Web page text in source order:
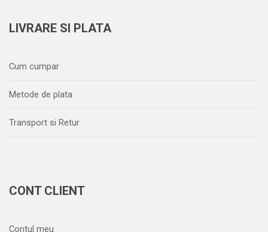
LIVRARE SI PLATA
Cum cumpar
Metode de plata
Transport si Retur
CONT CLIENT
Contul meu